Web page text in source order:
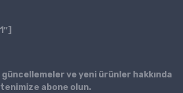
ve yeni ürünler hakkında
abone olun.